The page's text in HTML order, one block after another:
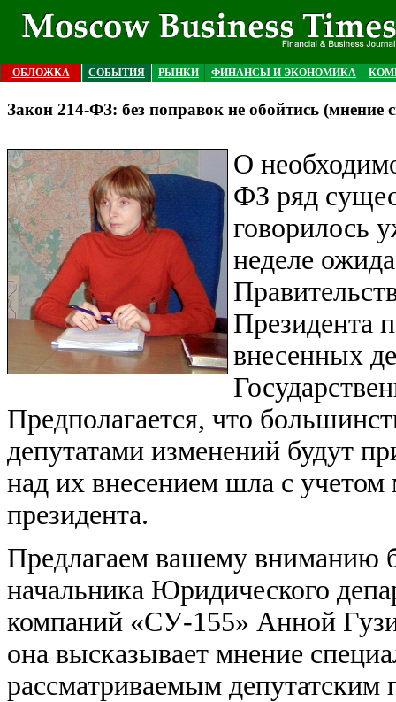
ОБЛОЖКА СОБЫТИЯ РЫНКИ ФИНАНСЫ И ЭКОНОМИКА
Закон 214-ФЗ: без поправок не обойтись (мнение
О
ФЗ ряд
говорилось
неделе
Президента
внесенных
Предполагается, что
депутатами изменений будут
над их внесением шла с
президента.
Предлагаем вашему вниманию
начальника Юридического
компаний «СУ-155» Анной
она высказывает мнение
рассматриваемым депутатским